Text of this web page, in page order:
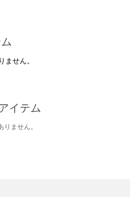
せん。
イテム
ません。